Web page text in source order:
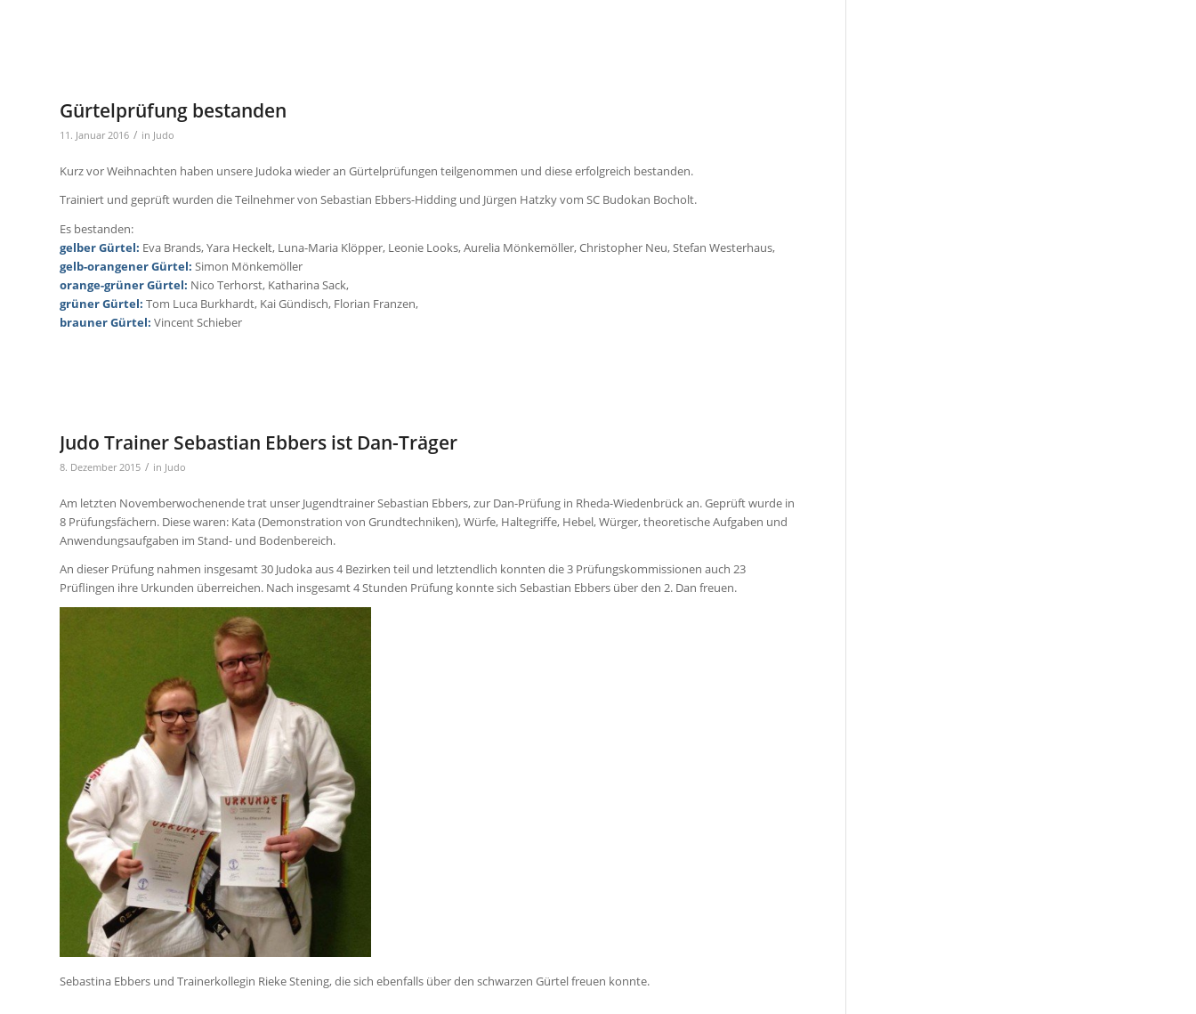
Gürtelprüfung bestanden
11. Januar 2016 / in Judo
Kurz vor Weihnachten haben unsere Judoka wieder an Gürtelprüfungen teilgenommen und diese erfolgreich bestanden.
Trainiert und geprüft wurden die Teilnehmer von Sebastian Ebbers-Hidding und Jürgen Hatzky vom SC Budokan Bocholt.
Es bestanden:
gelber Gürtel: Eva Brands, Yara Heckelt, Luna-Maria Klöpper, Leonie Looks, Aurelia Mönkemöller, Christopher Neu, Stefan Westerhaus,
gelb-orangener Gürtel: Simon Mön­kemöller
orange-grüner Gürtel: Nico Terhorst, Ka­tharina Sack,
grüner Gür­tel: Tom Luca Burkhardt, Kai Gündisch, Florian Franzen,
brauner Gürtel: Vincent Schieber
Judo Trainer Sebastian Ebbers ist Dan-Träger
8. Dezember 2015 / in Judo
Am letzten Novemberwochenende trat unser Jugendtrainer Sebastian Ebbers, zur Dan-Prüfung in Rheda-Wiedenbrück an. Geprüft wurde in
8 Prüfungsfächern. Diese waren: Kata (Demonstration von Grundtechniken), Würfe, Haltegriffe, Hebel, Würger, theoretische Aufgaben und
Anwendungsaufgaben im Stand- und Bodenbereich.
An dieser Prüfung nahmen insgesamt 30 Judoka aus 4 Bezirken teil und letztendlich konnten die 3 Prüfungskommissionen auch 23
Prüflingen ihre Urkunden überreichen. Nach insgesamt 4 Stunden Prüfung konnte sich Sebastian Ebbers über den 2. Dan freuen.
Sebastina Ebbers und Trainerkollegin Rieke Stening, die sich ebenfalls über den schwarzen Gürtel freuen konnte.